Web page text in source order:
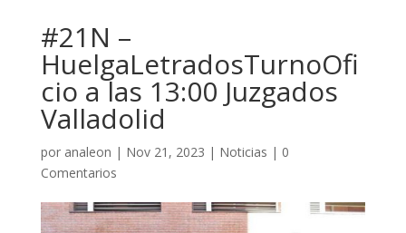
#21N –
HuelgaLetradosTurnoOfi
cio a las 13:00 Juzgados
Valladolid
por analeon | Nov 21, 2023 | Noticias | 0
Comentarios